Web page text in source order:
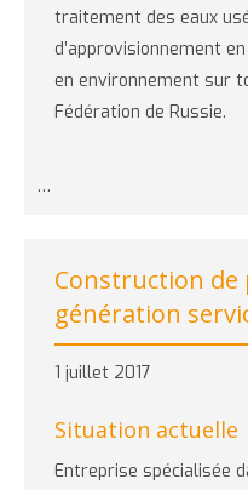
traitement des eaux
d’approvisionnement
en environnement sur
Fédération de Russie.
…
Construction de
génération
1 juillet 2017
Situation actuelle
Entreprise spécialisée